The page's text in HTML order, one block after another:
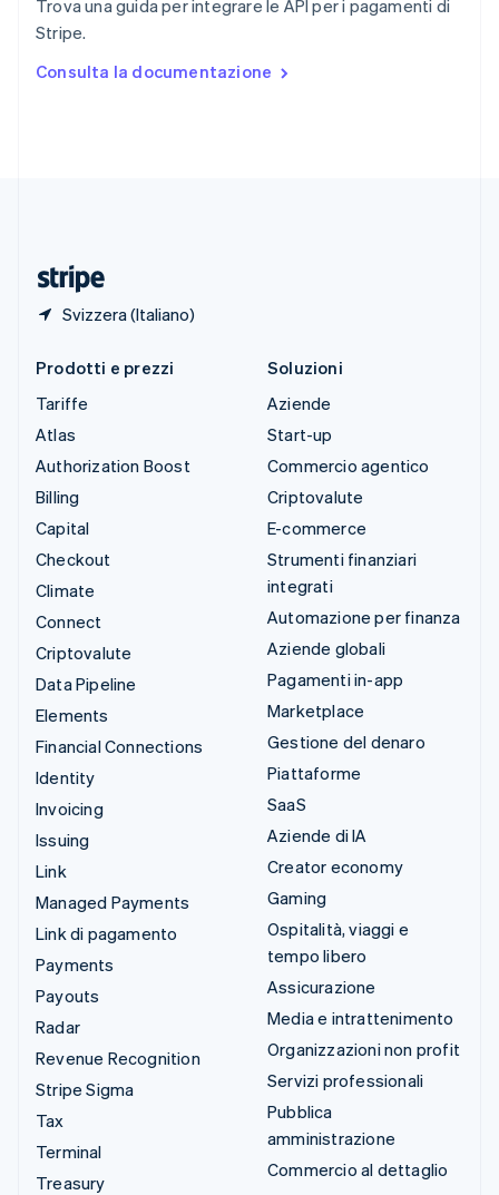
Trova una guida per integrare le API per i pagamenti di
Stripe.
Consulta la documentazione
Svizzera (Italiano)
Spagna
Español
English Español简体中文
Prodotti e prezzi
Tariffe
Atlas
Authorization Boost
Billing
Capital
Checkout
Climate
Connect
Criptovalute
Data Pipeline
Elements
Financial Connections
Identity
Invoicing
Issuing
Link
Managed Payments
Link di pagamento
Payments
Payouts
Radar
Revenue Recognition
Stripe Sigma
Tax
Terminal
Treasury
Soluzioni
Aziende
Start-up
Commercio agentico
Criptovalute
E-commerce
Strumenti finanziari
integrati
Automazione per finanza
Aziende globali
Pagamenti in-app
Marketplace
Gestione del denaro
Piattaforme
SaaS
Aziende di IA
Creator economy
Gaming
Ospitalità, viaggi e
tempo libero
Assicurazione
Media e intrattenimento
Organizzazioni non profit
Servizi professionali
Pubblica
amministrazione
Commercio al dettaglio